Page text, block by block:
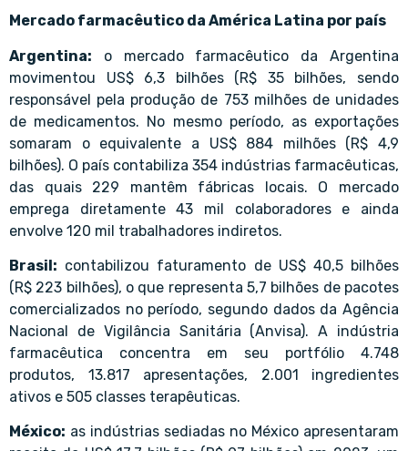
Mercado farmacêutico da América Latina por país
Argentina: o mercado farmacêutico da Argentina
movimentou US$ 6,3 bilhões (R$ 35 bilhões, sendo
responsável pela produção de 753 milhões de unidades
de medicamentos. No mesmo período, as exportações
somaram o equivalente a US$ 884 milhões (R$ 4,9
bilhões). O país contabiliza 354 indústrias farmacêuticas,
das quais 229 mantêm fábricas locais. O mercado
emprega diretamente 43 mil colaboradores e ainda
envolve 120 mil trabalhadores indiretos.
Brasil: contabilizou faturamento de US$ 40,5 bilhões
(R$ 223 bilhões), o que representa 5,7 bilhões de pacotes
comercializados no período, segundo dados da Agência
Nacional de Vigilância Sanitária (Anvisa). A indústria
farmacêutica concentra em seu portfólio 4.748
produtos, 13.817 apresentações, 2.001 ingredientes
ativos e 505 classes terapêuticas.
México: as indústrias sediadas no México apresentaram